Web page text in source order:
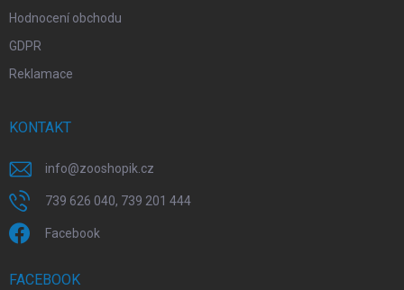
Hodnocení obchodu
GDPR
Reklamace
KONTAKT
info@zooshopik.cz
739 626 040, 739 201 444
Facebook
FACEBOOK